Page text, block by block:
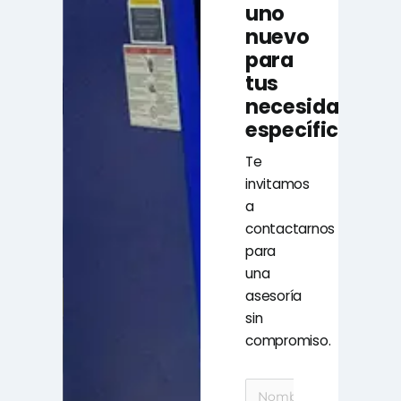
uno
nuevo
para
tus
necesidades
específicas?
Te
invitamos
a
contactarnos
para
una
asesoría
sin
compromiso.